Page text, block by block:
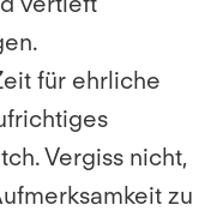
für ehrliche
Vergiss nicht,
zu